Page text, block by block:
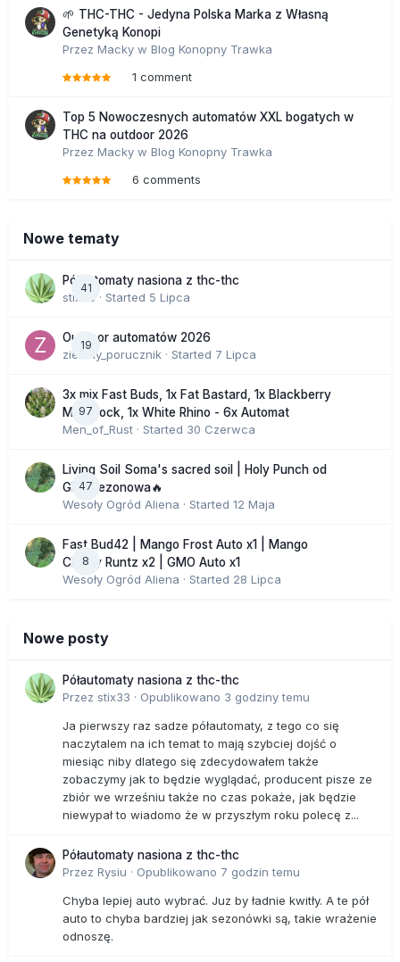
🌱 THC-THC - Jedyna Polska Marka z Własną
Genetyką Konopi
Przez Macky w Blog Konopny Trawka
1 comment
Top 5 Nowoczesnych automatów XXL bogatych w
THC na outdoor 2026
Przez Macky w Blog Konopny Trawka
6 comments
Nowe tematy
41
Półautomaty nasiona z thc-thc
stix33 · Started 5 Lipca
19
Outdoor automatów 2026
zielony_porucznik · Started 7 Lipca
97
3x mix Fast Buds, 1x Fat Bastard, 1x Blackberry
Moonrock, 1x White Rhino - 6x Automat
Men_of_Rust · Started 30 Czerwca
47
Living Soil Soma's sacred soil | Holy Punch od
GHS sezonowa🔥
Wesoły Ogród Aliena · Started 12 Maja
8
Fast Bud42 | Mango Frost Auto x1 | Mango
Cherry Runtz x2 | GMO Auto x1
Wesoły Ogród Aliena · Started 28 Lipca
Nowe posty
Półautomaty nasiona z thc-thc
Przez stix33 · Opublikowano 3 godziny temu
Ja pierwszy raz sadze półautomaty, z tego co się
naczytalem na ich temat to mają szybciej dojść o
miesiąc niby dlatego się zdecydowałem także
zobaczymy jak to będzie wyglądać, producent pisze ze
zbiór we wrześniu także no czas pokaże, jak będzie
niewypał to wiadomo że w przyszłym roku polecę z...
Półautomaty nasiona z thc-thc
Przez Rysiu · Opublikowano 7 godzin temu
Chyba lepiej auto wybrać. Juz by ładnie kwitły. A te pół
auto to chyba bardziej jak sezonówki są, takie wrażenie
odnoszę.